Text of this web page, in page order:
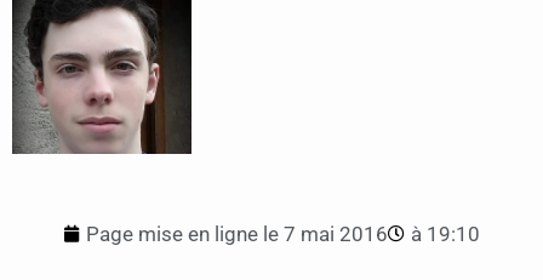
Page mise en ligne le 7 mai 2016 à 19:10